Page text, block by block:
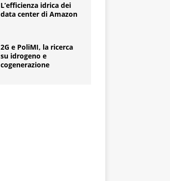
L’efficienza idrica dei
data center di Amazon
2G e PoliMI, la ricerca
su idrogeno e
cogenerazione